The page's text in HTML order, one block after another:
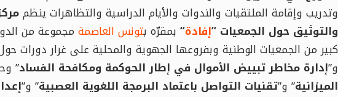
وتدريب وإقامة الملتقيات والندوات والأيام الدراسية والتظاهرات ينظم
والتوثيق حول الجمعيات “إفادة“ بمقرّه بتونس العاصمة مجموعة من
كبير من الجمعيات الوطنية وبفروعها الجهوية والمحلية على غرار دورات
و”إدارة مخاطر تبييض الأموال في إطار الحوكمة ومكافحة الفساد”
الميزانية” و”تقنيات التواصل باعتماد البرمجة اللغوية العصبية” و”